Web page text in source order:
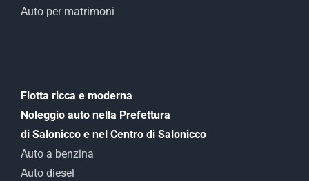
Auto per matrimoni
Flotta ricca e moderna
Noleggio auto nella Prefettura
di Salonicco e nel Centro di Salonicco
Auto a benzina
Auto diesel